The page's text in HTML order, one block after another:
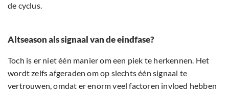
de cyclus.
Altseason als signaal van de eindfase?
Toch is er niet één manier om een piek te herkennen. Het
wordt zelfs afgeraden om op slechts één signaal te
vertrouwen, omdat er enorm veel factoren invloed hebben